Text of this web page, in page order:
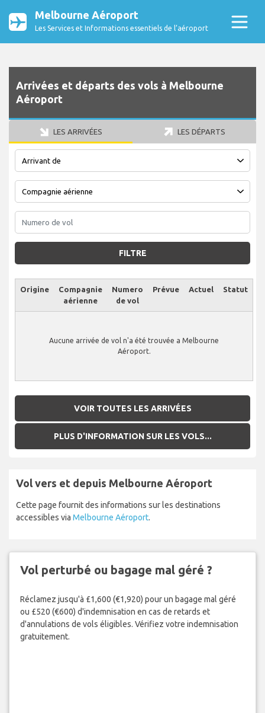
Melbourne Aéroport
Les Services et Informations essentiels de l’aéroport
Arrivées et départs des vols à Melbourne
Aéroport
LES ARRIVÉES LES DÉPARTS
FILTRE
Origine
Compagnie
aérienne
Numero
de vol
Prévue Actuel Statut
Aucune arrivée de vol n'a été trouvée a Melbourne
Aéroport.
VOIR TOUTES LES ARRIVÉES
PLUS D'INFORMATION SUR LES VOLS...
Vol vers et depuis Melbourne Aéroport
Cette page fournit des informations sur les destinations
accessibles via Melbourne Aéroport.
Vol perturbé ou bagage mal géré ?
Réclamez jusqu'à £1,600 (€1,920) pour un bagage mal géré
ou £520 (€600) d'indemnisation en cas de retards et
d'annulations de vols éligibles. Vérifiez votre indemnisation
gratuitement.